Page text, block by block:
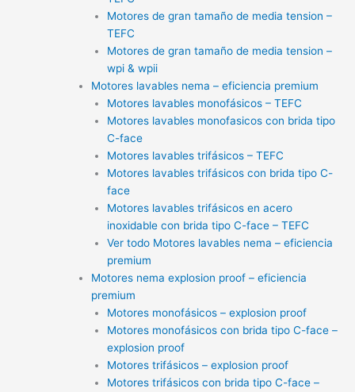
Motores de gran tamaño de media tension –
TEFC
Motores de gran tamaño de media tension –
wpi & wpii
Motores lavables nema – eficiencia premium
Motores lavables monofásicos – TEFC
Motores lavables monofasicos con brida tipo
C-face
Motores lavables trifásicos – TEFC
Motores lavables trifásicos con brida tipo C-
face
Motores lavables trifásicos en acero
inoxidable con brida tipo C-face – TEFC
Ver todo Motores lavables nema – eficiencia
premium
Motores nema explosion proof – eficiencia
premium
Motores monofásicos – explosion proof
Motores monofásicos con brida tipo C-face –
explosion proof
Motores trifásicos – explosion proof
Motores trifásicos con brida tipo C-face –